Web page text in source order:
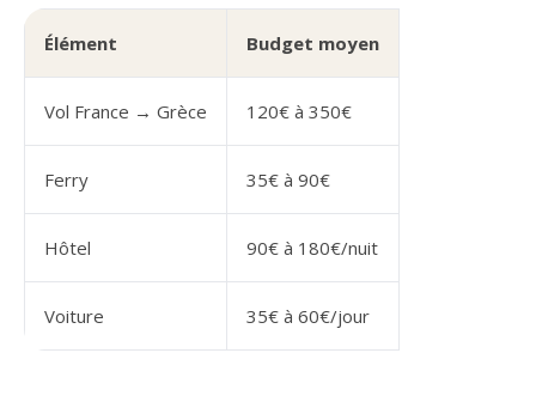
Élément Budget moyen
Vol France → Grèce 120€ à 350€
Ferry 35€ à 90€
Hôtel 90€ à 180€/nuit
Voiture 35€ à 60€/jour